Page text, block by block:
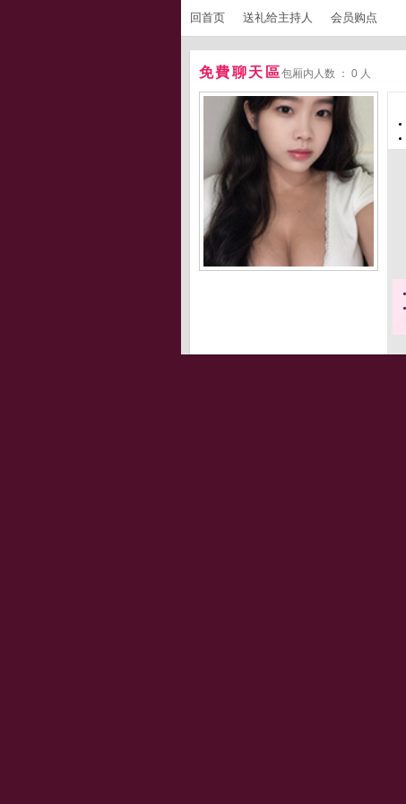
回首页 送礼给主持人 会员购点
免費聊天區包厢内人数 ： 0 人